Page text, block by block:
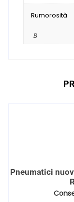
Rumorosità
B
Pneumatici